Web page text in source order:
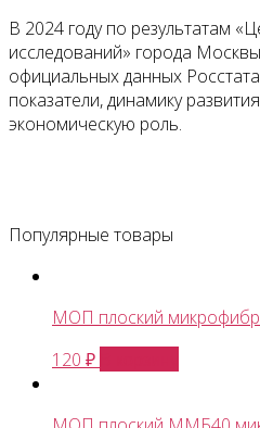
В 2024 году по результатам
исследований» города
официальных данных
показатели, динамику
экономическую роль.
Популярные товары
МОП плоский
120 ₽